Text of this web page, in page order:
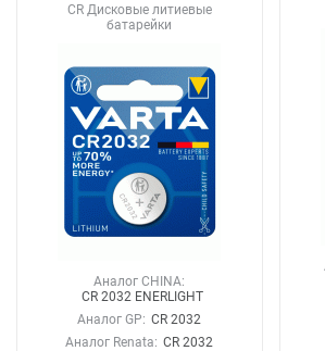
CR Дисковые литиевые
батарейки
Аналог CHINA:
CR 2032 ENERLIGHT
Аналог GP: CR 2032
Аналог Renata: CR 2032